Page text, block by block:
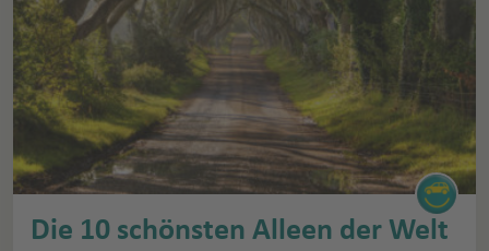
Die 10 schönsten Alleen der Welt